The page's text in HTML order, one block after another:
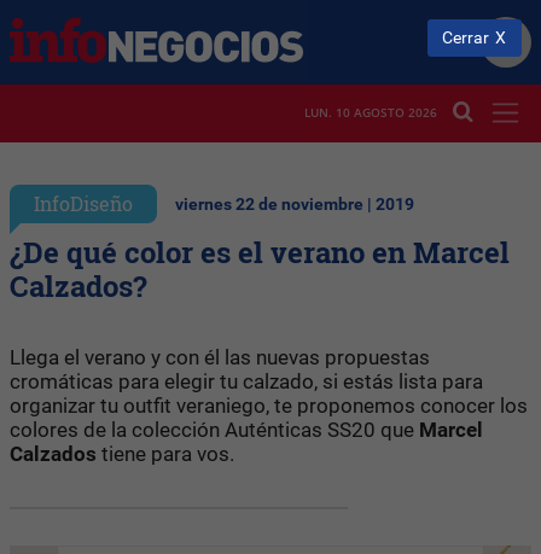
LUN. 10 AGOSTO 2026
InfoDiseño viernes 22 de noviembre | 2019
¿De qué color es el verano en Marcel
Calzados?
Llega el verano y con él las nuevas propuestas
cromáticas para elegir tu calzado, si estás lista para
organizar tu outfit veraniego, te proponemos conocer los
colores de la colección Auténticas SS20 que Marcel
Calzados tiene para vos.
Cerrar